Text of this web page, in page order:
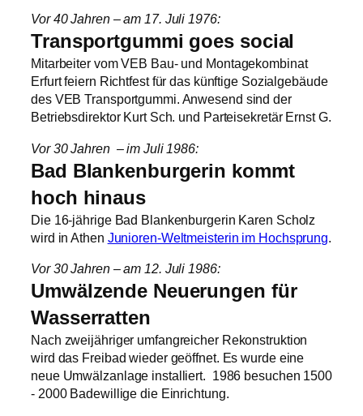
Vor 40 Jahren – am 17. Juli 1976:
Transportgummi goes social
Mitarbeiter vom VEB Bau‑ und Montagekombinat
Erfurt feiern Richtfest für das künftige Sozialgebäude
des VEB Transportgummi. Anwesend sind der
Betriebsdirektor Kurt Sch. und Parteisekretär Ernst G.
Vor 30 Jahren – im Juli 1986:
Bad Blankenburgerin kommt
hoch hinaus
Die 16-jährige Bad Blankenburgerin Karen Scholz
wird in Athen Junioren‑Weltmeisterin im Hochsprung.
Vor 30 Jahren – am 12. Juli 1986:
Umwälzende Neuerungen für
Wasserratten
Nach zweijähriger umfangreicher Rekonstruktion
wird das Freibad wieder geöffnet. Es wurde eine
neue Umwälzanlage installiert. 1986 besuchen 1500
‑ 2000 Badewillige die Einrichtung.